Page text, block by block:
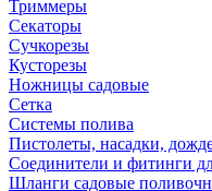
Триммеры
Секаторы
Сучкорезы
Кусторезы
Ножницы садовые
Сетка
Системы полива
Пистолеты, насадки,
Соединители и фитинги
Шланги садовые